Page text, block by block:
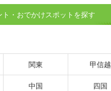
・おでかけスポットを探す
関東 甲信越
中国 四国